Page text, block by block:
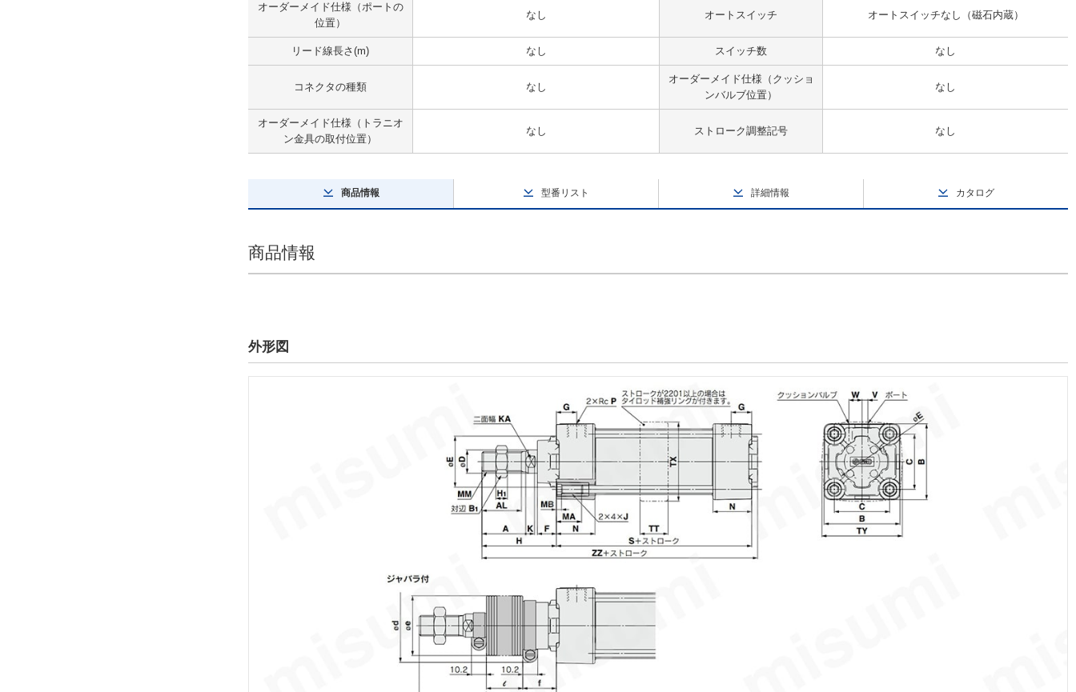
オーダーメイド仕様（ポートの
位置）
なし オートスイッチ オートスイッチなし（磁石内蔵）
リード線長さ(m) なし スイッチ数 なし
コネクタの種類 なし
オーダーメイド仕様（クッショ
ンバルブ位置）
なし
オーダーメイド仕様（トラニオ
ン金具の取付位置）
なし ストローク調整記号 なし
商品情報 型番リスト 詳細情報 カタログ
商品情報
外形図